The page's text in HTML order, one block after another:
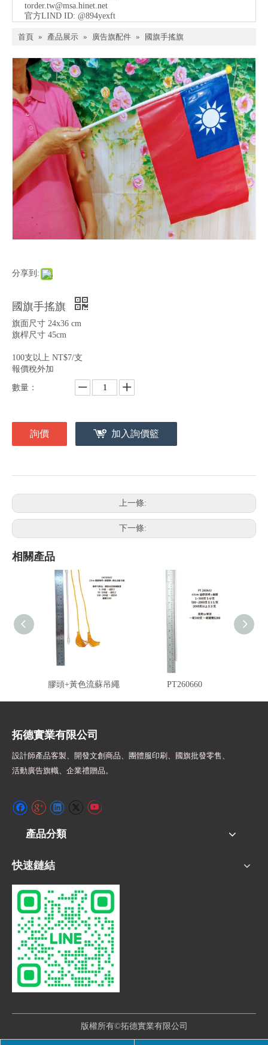
torder.tw@msa.hinet.net
官方LIND ID: @894yexft
首頁 » 產品展示 » 廣告旗配件 » 國旗手搖旗
分享到:
國旗手搖旗
旗面尺寸 24x36 cm
旗桿尺寸 45cm
100支以上 NT$7/支
報價稅外加
數量：
詢價 加入詢價籃
上一條:
下一條:
相關產品
膠頭+黃色流蘇吊繩
PT260643 白塑膠桿黃頭
PT260660
拓德實業有限公司
設計師產品客製、開發文創商品、團體服印刷、
國旗批發零售、
活動廣告旗幟、 企業禮贈品。
產品分類
快速鏈結
版權所有©拓德實業有限公司